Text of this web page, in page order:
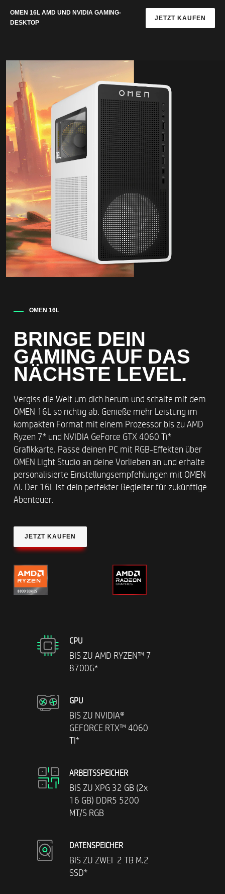
OMEN 16L AMD UND NVIDIA GAMING-
DESKTOP
JETZT KAUFEN
OMEN 16L
BRINGE DEIN
GAMING AUF DAS
NÄCHSTE LEVEL.
Vergiss die Welt um dich herum und schalte mit dem
OMEN 16L so richtig ab. Genieße mehr Leistung im
kompakten Format mit einem Prozessor bis zu AMD
Ryzen 7* und NVIDIA GeForce GTX 4060 Ti*
Grafikkarte. Passe deinen PC mit RGB-Effekten über
OMEN Light Studio an deine Vorlieben an und erhalte
personalisierte Einstellungsempfehlungen mit OMEN
AI. Der 16L ist dein perfekter Begleiter für zukünftige
Abenteuer.
JETZT KAUFEN
CPU
BIS ZU AMD RYZEN™ 7
8700G*
GPU
BIS ZU NVIDIA®
GEFORCE RTX™ 4060
TI*
ARBEITSSPEICHER
BIS ZU XPG 32 GB (2x
16 GB) DDR5 5200
MT/S RGB
DATENSPEICHER
BIS ZU ZWEI 2 TB M.2
SSD*